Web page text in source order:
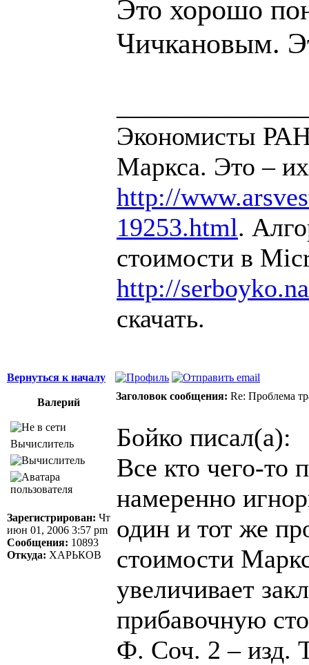
Это хорошо
Чичкановым.
Экономисты
Маркса. Это –
http://
19253.html.
стоимости в
http://
скачать.
Вернуться к началу
Валерий
Заголовок сообщения: Re: Проблема
Вычислитель
Зарегистрирован: Чт
июн 01, 2006 3:57 pm
Сообщения: 10893
Откуда: ХАРЬКОВ
Бойко писал(а):
Все кто чего-то
намеренно
один и тот же
стоимости
увеличивает
прибавочную
Ф. Соч. 2 – изд.